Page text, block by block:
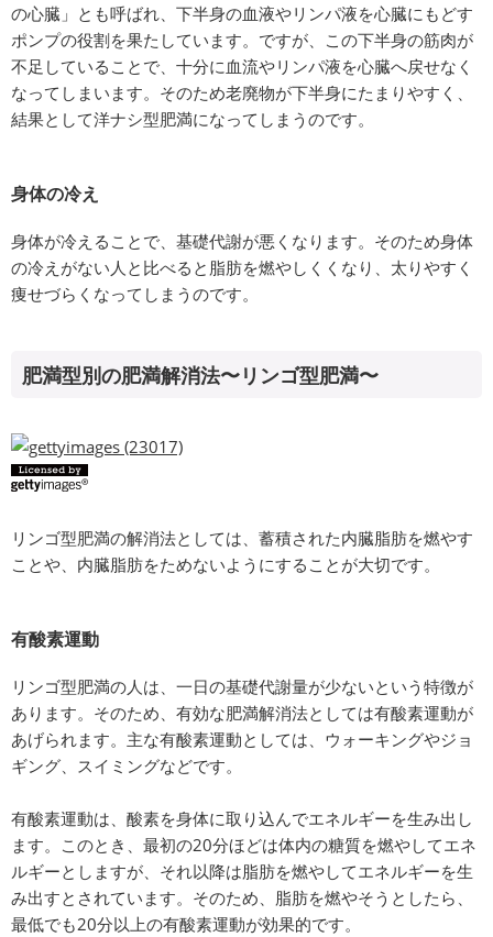
の心臓」とも呼ばれ、下半身の血液やリンパ液を心臓にもどす
ポンプの役割を果たしています。ですが、この下半身の筋肉が
不足していることで、十分に血流やリンパ液を心臓へ戻せなく
なってしまいます。そのため老廃物が下半身にたまりやすく、
結果として洋ナシ型肥満になってしまうのです。
身体の冷え
身体が冷えることで、基礎代謝が悪くなります。そのため身体
の冷えがない人と比べると脂肪を燃やしくくなり、太りやすく
痩せづらくなってしまうのです。
肥満型別の肥満解消法〜リンゴ型肥満〜
リンゴ型肥満の解消法としては、蓄積された内臓脂肪を燃やす
ことや、内臓脂肪をためないようにすることが大切です。
有酸素運動
リンゴ型肥満の人は、一日の基礎代謝量が少ないという特徴が
あります。そのため、有効な肥満解消法としては有酸素運動が
あげられます。主な有酸素運動としては、ウォーキングやジョ
ギング、スイミングなどです。
有酸素運動は、酸素を身体に取り込んでエネルギーを生み出し
ます。このとき、最初の20分ほどは体内の糖質を燃やしてエネ
ルギーとしますが、それ以降は脂肪を燃やしてエネルギーを生
み出すとされています。そのため、脂肪を燃やそうとしたら、
最低でも20分以上の有酸素運動が効果的です。